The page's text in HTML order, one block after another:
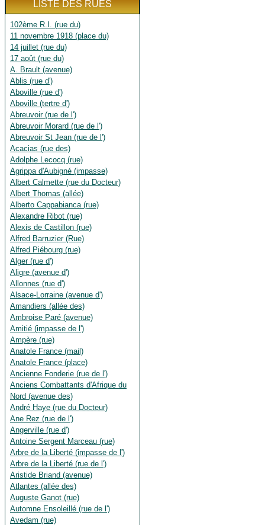
LISTE DES RUES
102ème R.I. (rue du)
11 novembre 1918 (place du)
14 juillet (rue du)
17 août (rue du)
A. Brault (avenue)
Ablis (rue d')
Aboville (rue d')
Aboville (tertre d')
Abreuvoir (rue de l')
Abreuvoir Morard (rue de l')
Abreuvoir St Jean (rue de l')
Acacias (rue des)
Adolphe Lecocq (rue)
Agrippa d'Aubigné (impasse)
Albert Calmette (rue du Docteur)
Albert Thomas (allée)
Alberto Cappabianca (rue)
Alexandre Ribot (rue)
Alexis de Castillon (rue)
Alfred Barruzier (Rue)
Alfred Piébourg (rue)
Alger (rue d')
Aligre (avenue d')
Allonnes (rue d')
Alsace-Lorraine (avenue d')
Amandiers (allée des)
Ambroise Paré (avenue)
Amitié (impasse de l')
Ampère (rue)
Anatole France (mail)
Anatole France (place)
Ancienne Fonderie (rue de l')
Anciens Combattants d'Afrique du
Nord (avenue des)
André Haye (rue du Docteur)
Ane Rez (rue de l')
Angerville (rue d')
Antoine Sergent Marceau (rue)
Arbre de la Liberté (impasse de l')
Arbre de la Liberté (rue de l')
Aristide Briand (avenue)
Atlantes (allée des)
Auguste Ganot (rue)
Automne Ensoleillé (rue de l')
Avedam (rue)